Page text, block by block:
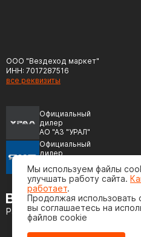
ООО "Вездеход маркет"
ИНН: 7017287516
все реквизиты
Официальный
дилер
АО "АЗ "УРАЛ"
Официальный
дилер
(ЯМЗ)
Разработка сайта
Мы используем файлы
улучшать работу сайта.
работает.
Продолжая использовать
вы соглашаетесь на
файлов cookie